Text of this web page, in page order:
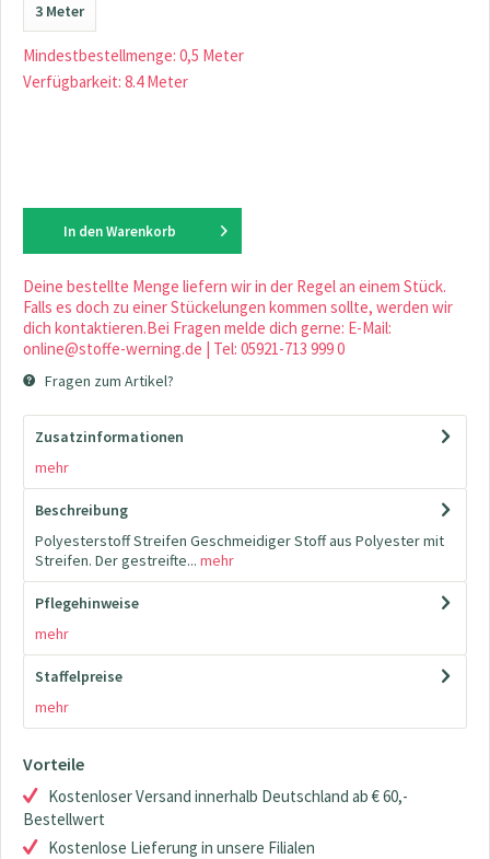
3 Meter
Mindestbestellmenge: 0,5 Meter
Verfügbarkeit: 8.4 Meter
In den Warenkorb
Deine bestellte Menge liefern wir in der Regel an einem Stück.
Falls es doch zu einer Stückelungen kommen sollte, werden wir
dich kontaktieren.Bei Fragen melde dich gerne: E-Mail:
online@stoffe-werning.de | Tel: 05921-713 999 0
Fragen zum Artikel?
Zusatzinformationen
mehr
Beschreibung
Polyesterstoff Streifen Geschmeidiger Stoff aus Polyester mit
Streifen. Der gestreifte... mehr
Pflegehinweise
mehr
Staffelpreise
mehr
Vorteile
Kostenloser Versand innerhalb Deutschland ab € 60,-
Bestellwert
Kostenlose Lieferung in unsere Filialen